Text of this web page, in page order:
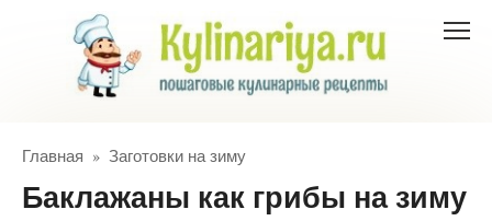
Главная » Заготовки на зиму
Баклажаны как грибы на зиму